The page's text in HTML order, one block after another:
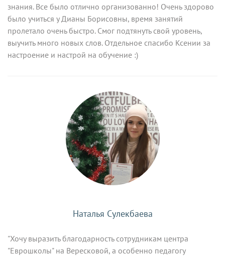
знания. Все было отлично организованно! Очень здорово
было учиться у Дианы Борисовны, время занятий
пролетало очень быстро. Смог подтянуть свой уровень,
выучить много новых слов. Отдельное спасибо Ксении за
настроение и настрой на обучение :)
Наталья Сулекбаева
"Хочу выразить благодарность сотрудникам центра
"Еврошколы" на Вересковой, а особенно педагогу